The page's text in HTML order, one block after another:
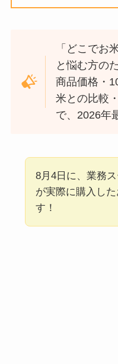
「どこでお
と悩む方の
商品価格・
米との比較
で、2026年
8月4日に、業務
が実際に購入し
す！